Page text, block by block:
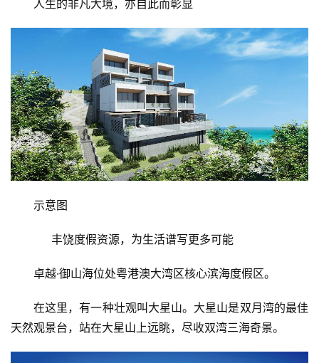
人生的非凡大境，亦自此而彰显
示意图
丰饶度假资源，为生活谱写更多可能
卓越·御山海位处粤港澳大湾区核心滨海度假区。
在这里，有一种壮观叫大星山。大星山是双月湾的最佳
天然观景台，站在大星山上远眺，尽收双湾三海奇景。